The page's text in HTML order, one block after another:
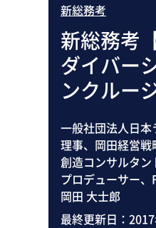
新総務考
新総務考
ダイバー
ンクルー
一般社団法人日
理事、岡田経営
創造コンサルタン
プロデューサー
岡田 大士郎
最終更新日：